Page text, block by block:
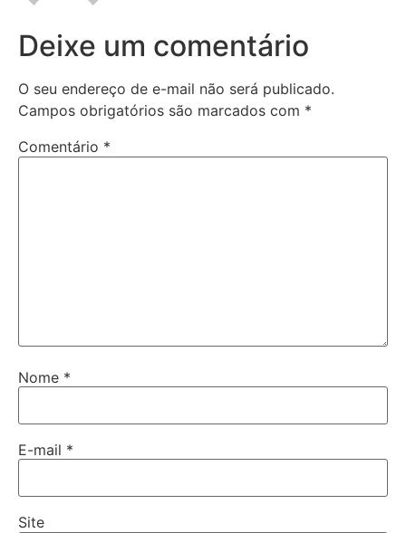
Deixe um comentário
O seu endereço de e-mail não será publicado.
Campos obrigatórios são marcados com *
Comentário *
Nome *
E-mail *
Site